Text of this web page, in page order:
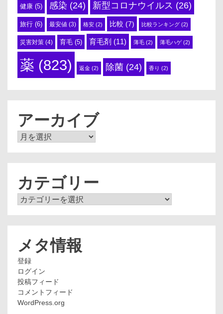
健康 (5) 感染 (24) 新型コロナウイルス (26)
旅行 (6) 最安値 (3) 格安 (2) 比較 (7) 比較ランキング (2)
災害対策 (4) 育毛 (5) 育毛剤 (11) 薄毛 (2) 薄毛ハゲ(2)
薬 (823) 返金 (2) 除菌 (24) 香り (2)
アーカイブ
ア
カテゴリー
カ
メタ情報
登録
ログイン
投稿フィード
コメントフィード
WordPress.org